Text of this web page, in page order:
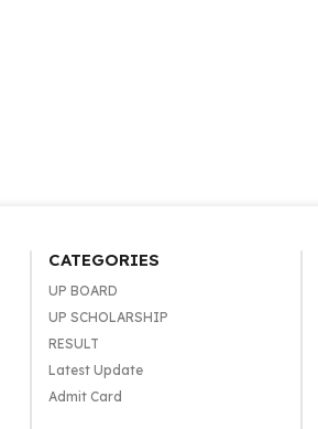
CATEGORIES
UP BOARD
UP SCHOLARSHIP
RESULT
Latest Update
Admit Card